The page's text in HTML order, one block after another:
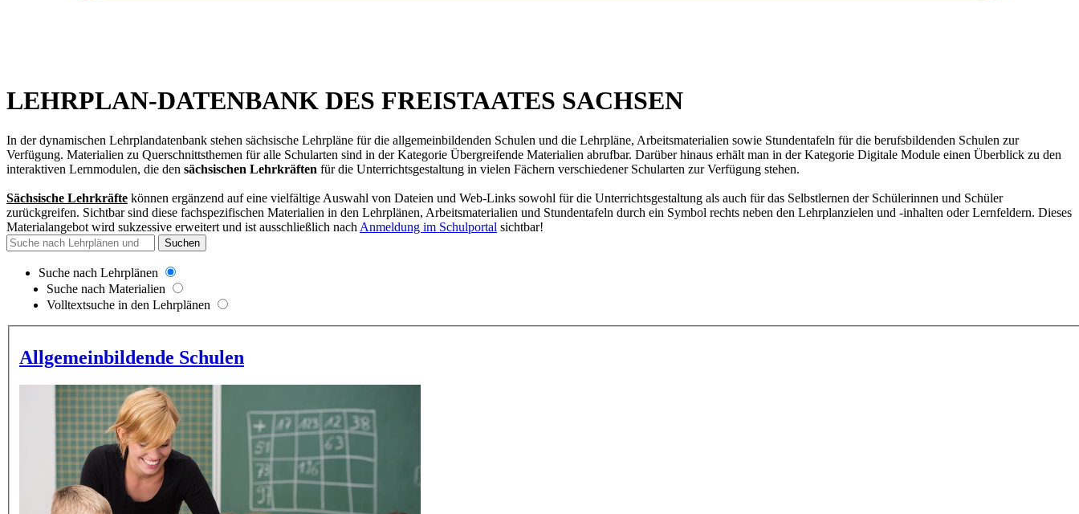
LEHRPLAN-DATENBANK DES FREISTAATES SACHSEN
In der dynamischen Lehrplandatenbank stehen sächsische Lehrpläne für die allgemeinbildenden Schulen und die Lehrpläne, Arbeitsmaterialien sowie Stundentafeln für die berufsbildenden Schulen zur
Verfügung. Materialien zu Querschnittsthemen für alle Schularten sind in der Kategorie Übergreifende Materialien abrufbar. Darüber hinaus erhält man in der Kategorie Digitale Module einen Überblick zu den
interaktiven Lernmodulen, die den sächsischen Lehrkräften für die Unterrichtsgestaltung in vielen Fächern verschiedener Schularten zur Verfügung stehen.
Sächsische Lehrkräfte können ergänzend auf eine vielfältige Auswahl von Dateien und Web-Links sowohl für die Unterrichtsgestaltung als auch für das Selbstlernen der Schülerinnen und Schüler
zurückgreifen. Sichtbar sind diese fachspezifischen Materialien in den Lehrplänen, Arbeitsmaterialien und Stundentafeln durch ein Symbol rechts neben den Lehrplanzielen und -inhalten oder Lernfeldern. Dieses
Materialangebot wird sukzessive erweitert und ist ausschließlich nach Anmeldung im Schulportal sichtbar!
Suchen
Suche nach Lehrplänen
Suche nach Materialien
Volltextsuche in den Lehrplänen
Allgemeinbildende Schulen